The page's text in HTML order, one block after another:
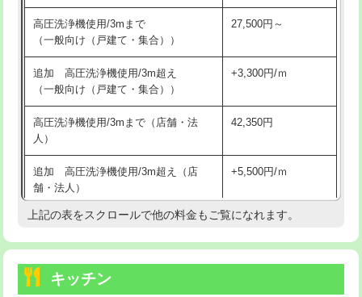
交換・取付(排水栓・排水トラップ
（P/S/ポップアップ））
22,000円+材料費
交換・取付（その他部品） 11,000円+材料費
持込商品取付（単水栓） 13,200円
持込商品取付（混合水栓）
持込商品取付（浄水器・分岐水栓） 16,500円
持込商品取付（温水洗浄便座） 22,000円
持込商品取付（普通便座⇔温水洗浄便
22,000円
給水管工事※（ホール加工)
高圧洗浄機使用/3mまで
（一般向け（戸建て・集合））
27,500円～
追加 高圧洗浄機使用/3m超え
（一般向け（戸建て・集合））
+3,300円/ｍ
高圧洗浄機使用/3mまで（店舗・法
人）
42,350円
追加 高圧洗浄機使用/3m超え（店
舗・法人）
+5,500円/ｍ
高度高圧洗浄換 現地調査
トーラー機使用/3mまで
上記の表をスクロールで他の料金もご覧になれます。
キッチン